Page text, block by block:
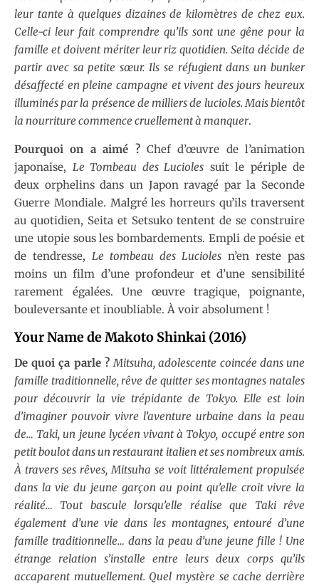
leur tante à quelques dizaines de kilomètres de chez eux.
Celle-ci leur fait comprendre qu’ils sont une gêne pour la
famille et doivent mériter leur riz quotidien. Seita décide de
partir avec sa petite sœur. Ils se réfugient dans un bunker
désaffecté en pleine campagne et vivent des jours heureux
illuminés par la présence de milliers de lucioles. Mais bientôt
la nourriture commence cruellement à manquer.
Pourquoi on a aimé ?Chef d’œuvre de l’animation
japonaise, Le Tombeau des Lucioles suit le périple de
deux orphelins dans un Japon ravagé par la Seconde
Guerre Mondiale. Malgré les horreurs qu’ils traversent
au quotidien, Seita et Setsuko tentent de se construire
une utopie sous les bombardements. Empli de poésie et
de tendresse, Le tombeau des Lucioles n’en reste pas
moins un film d’une profondeur et d’une sensibilité
rarement égalées. Une œuvre tragique, poignante,
bouleversante et inoubliable. À voir absolument !
Your Name de Makoto Shinkai (2016)
De quoi ça parle ? Mitsuha, adolescente coincée dans une
famille traditionnelle, rêve de quitter ses montagnes natales
pour découvrir la vie trépidante de Tokyo. Elle est loin
d’imaginer pouvoir vivre l’aventure urbaine dans la peau
de… Taki, un jeune lycéen vivant à Tokyo, occupé entre son
petit boulot dans un restaurant italien et ses nombreux amis.
À travers ses rêves, Mitsuha se voit littéralement propulsée
dans la vie du jeune garçon au point qu’elle croit vivre la
réalité… Tout bascule lorsqu’elle réalise que Taki rêve
également d’une vie dans les montagnes, entouré d’une
famille traditionnelle… dans la peau d’une jeune fille ! Une
étrange relation s’installe entre leurs deux corps qu’ils
accaparent mutuellement. Quel mystère se cache derrière